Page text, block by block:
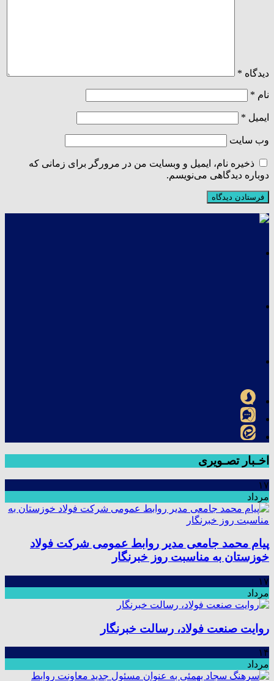
دیدگاه *
نام *
ایمیل *
وب‌ سایت
ذخیره نام، ایمیل و وبسایت من در مرورگر برای زمانی که
دوباره دیدگاهی می‌نویسم.
اخـبار تصـویری
۱۷
مرداد
پیام محمد جامعی مدیر روابط عمومی شرکت فولاد
خوزستان به مناسبت روز خبرنگار
۱۷
مرداد
روایت صنعت فولاد،‌ رسالت خبرنگار
۱۴
مرداد